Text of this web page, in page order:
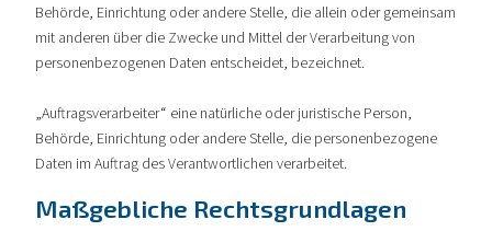
Behörde, Einrichtung oder andere Stelle, die allein oder gemeinsam
mit anderen über die Zwecke und Mittel der Verarbeitung von
personenbezogenen Daten entscheidet, bezeichnet.
„Auftragsverarbeiter“ eine natürliche oder juristische Person,
Behörde, Einrichtung oder andere Stelle, die personenbezogene
Daten im Auftrag des Verantwortlichen verarbeitet.
Maßgebliche Rechtsgrundlagen